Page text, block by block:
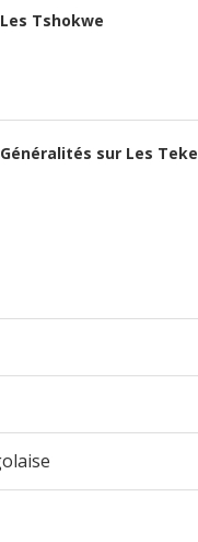
Les Tshokwe
Généralités sur Les Teke